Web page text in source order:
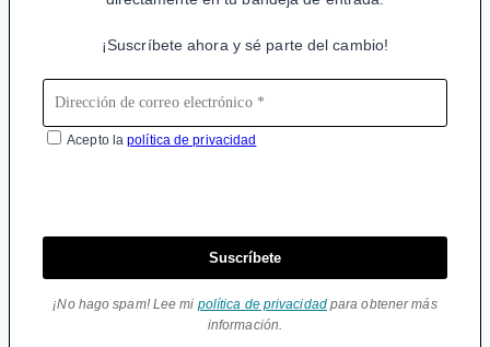
¡Suscríbete ahora y sé parte del cambio!
Acepto lapolítica de privacidad
Suscríbete
¡No hago spam! Lee mi política de privacidadpara obtener más
información.